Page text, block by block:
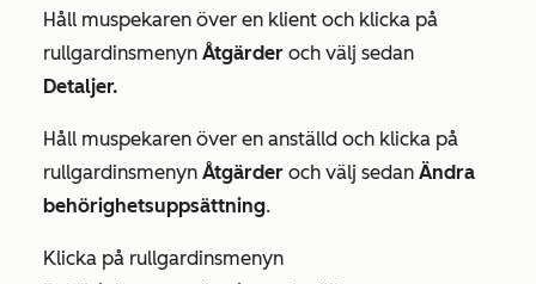
Håll muspekaren över en klient och klicka på
rullgardinsmenyn Åtgärder och välj sedan
Detaljer.
Håll muspekaren över en anställd och klicka på
rullgardinsmenyn Åtgärder och välj sedan Ändra
behörighetsuppsättning.
Klicka på rullgardinsmenyn